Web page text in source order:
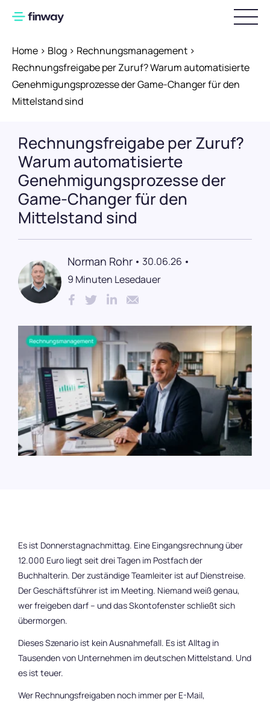
Produkt
Funktionsübersicht
Rechnungsverarbeitung
Vorbereitende Buchhaltung
Zahlungen
finway-Karten
Digitale Reisekostenabrechnung
Spesenmanagement
Budgetkontrolle
ERP und WaWi
Integrationen & Exporte
Künstliche Intelligenz
Warum finway
Produzierendes Gewerbe
Handel & E-Commerce
Dienstleistung
Preise
Ressourcen
Webinare
Blog
Erfolgsgeschichten
Über uns
Partnerschaften
Karriere
089 380 37708
Login
Kostenlos testen
Demo vereinbaren
Home > Blog > Rechnungsmanagement >
Rechnungsfreigabe per Zuruf? Warum automatisierte
Genehmigungsprozesse der Game-Changer für den
Mittelstand sind
Rechnungsfreigabe per Zuruf?
Warum automatisierte
Genehmigungsprozesse der
Game-Changer für den
Mittelstand sind
Norman Rohr
30.06.26
9 Minuten Lesedauer
Es ist Donnerstagnachmittag. Eine Eingangsrechnung über
12.000 Euro liegt seit drei Tagen im Postfach der
Buchhalterin. Der zuständige Teamleiter ist auf Dienstreise.
Der Geschäftsführer ist im Meeting. Niemand weiß genau,
wer freigeben darf – und das Skontofenster schließt sich
übermorgen.
Dieses Szenario ist kein Ausnahmefall. Es ist Alltag in
Tausenden von Unternehmen im deutschen Mittelstand. Und
es ist teuer.
Wer Rechnungsfreigaben noch immer per E-Mail,